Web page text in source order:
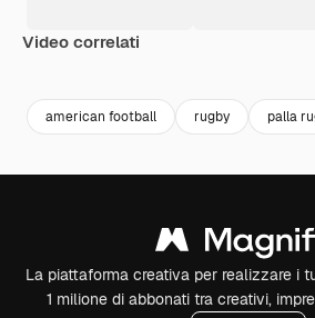
Video correlati
american football rugby palla
La piattaforma creativa per realizzare i
1 milione di abbonati tra creativi,